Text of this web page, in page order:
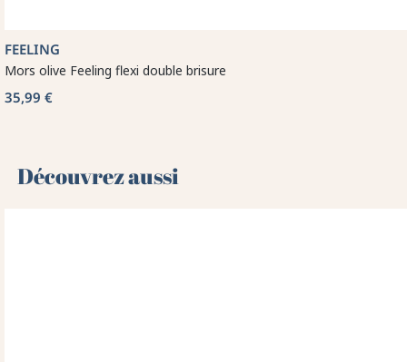
FEELING
Mors olive Feeling flexi double brisure
35,99 €
Découvrez aussi 🌻